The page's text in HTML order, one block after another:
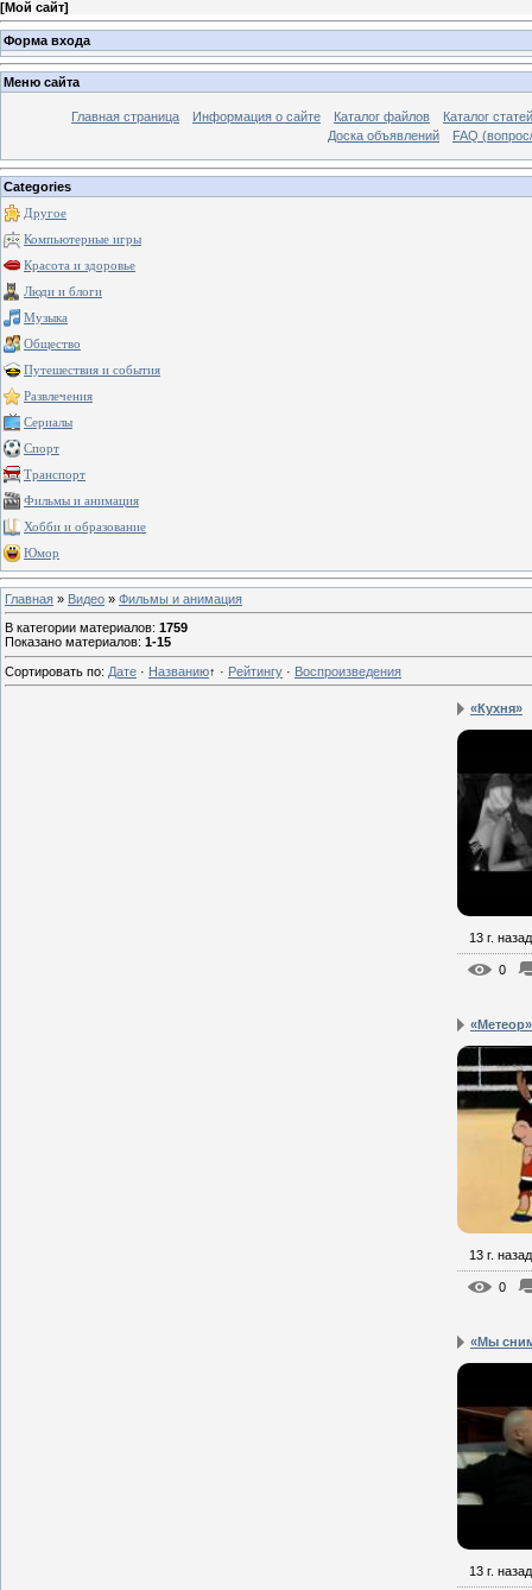
[Мой сайт]
Форма входа
Меню сайта
Главная страница Информация о сайте Каталог файлов
Каталог статей
Доска объявлений
FAQ
Categories
Другое
Компьютерные игры
Красота и здоровье
Люди и блоги
Музыка
Общество
Путешествия и события
Развлечения
Сериалы
Спорт
Транспорт
Фильмы и анимация
Хобби и образование
Юмор
Главная » Видео » Фильмы и анимация
В категории материалов: 1759
Показано материалов: 1-15
Сортировать по: Дате · Названию↑ · Рейтингу · Воспроизведения
«Кухня»
13 г. назад
0
13 г. назад
0
«Мы
13 г. назад